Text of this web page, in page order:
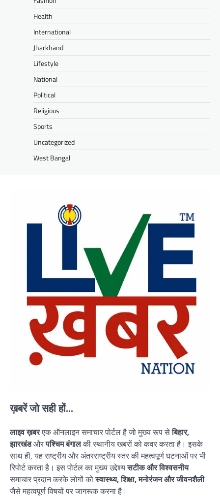
Health
International
Jharkhand
Lifestyle
National
Political
Religious
Sports
Uncategorized
West Bangal
ख़बरें जो सही हों...
लाइव ख़बरएक ऑनलाइन समाचार पोर्टल है जो मुख्य रूप सेबिहार,
झारखंडऔरपश्चिम बंगालकी स्थानीय खबरों को कवर करता है। इसके
साथ ही, यह राष्ट्रीय और अंतरराष्ट्रीय स्तर की महत्वपूर्ण घटनाओं पर भी
रिपोर्ट करता है। इस पोर्टल का मुख्य उद्देश्यसटीक और विश्वसनीय
समाचार प्रदान करके लोगों कोस्वास्थ्य, शिक्षा, मनोरंजन और जीवनशैली
जैसे महत्वपूर्ण विषयों पर जागरूक करना है।